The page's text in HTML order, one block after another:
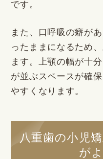
です。
また、口呼吸の癖が
ったままになるため
ます。上顎の幅が十
が並ぶスペースが確
やすくなります。
八重歯の小児
が